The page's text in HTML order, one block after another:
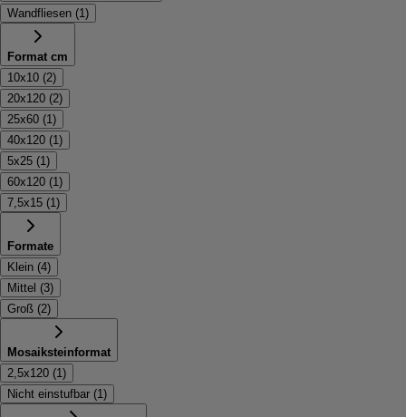
Wandfliesen (1 )
Format cm
10x10 (2)
20x120 (2)
25x60 (1 )
40x120 (1 )
5x25 (1 )
60x120 (1 )
7,5x15 (1 )
Formate
Klein (4)
Mittel (3)
Groß (2)
Mosaiksteinformat
2,5x120 (1 )
Nicht einstufbar (1 )